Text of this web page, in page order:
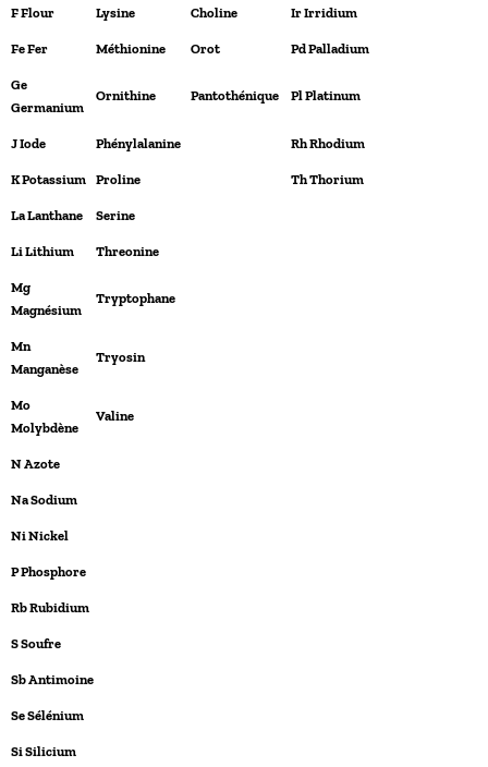
F Flour Lysine Choline Ir Irridium
Fe Fer Méthionine Orot Pd Palladium
Ge
Germanium
Ornithine Pantothénique Pl Platinum
J Iode Phénylalanine Rh Rhodium
K Potassium Proline Th Thorium
La Lanthane Serine
Li Lithium Threonine
Mg
Magnésium
Tryptophane
Mn
Manganèse
Tryosin
Mo
Molybdène
Valine
N Azote
Na Sodium
Ni Nickel
P Phosphore
Rb Rubidium
S Soufre
Sb Antimoine
Se Sélénium
Si Silicium